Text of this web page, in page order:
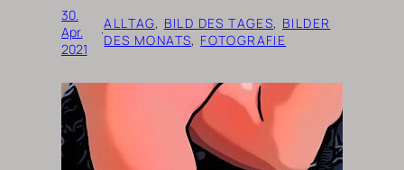
30.
Apr.
2021
·ALLTAG, BILD DES TAGES, BILDER
DES MONATS, FOTOGRAFIE